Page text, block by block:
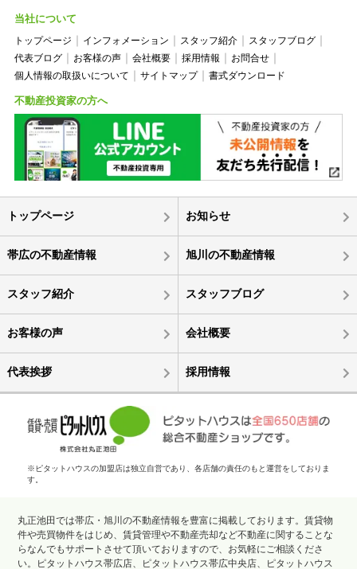
当社について
トップページ インフォメーション スタッフ紹介
スタッフブログ
代表ブログ
お客様の声 会社概要 採用情報
お問合せ
個人情報の取扱いについて
サイトマップ 書式ダウンロード
不動産投資家の方へ
トップページ お知らせ
帯広の不動産情報 旭川の不動産情報
スタッフ紹介 スタッフブログ
お客様の声 会社概要
代表挨拶 採用情報
※ピタットハウスの加盟店は独立自営であり、各店舗の責任のもと運営をしておりま
す。
丸正池田では帯広・旭川の不動産情報を豊富に掲載しております。賃貸物
件や売買物件をはじめ、賃貸管理や不動産売却など不動産に関することな
らなんでもサポートさせて頂いておりますので、お気軽にご相談くださ
い。ピタットハウス帯広店、ピタットハウス帯広中央店、ピタットハウス